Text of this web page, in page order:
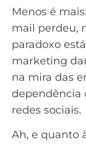
Menos é
mail perdeu,
paradoxo
marketing
na mira das
dependência
redes sociais.
Ah, e quanto